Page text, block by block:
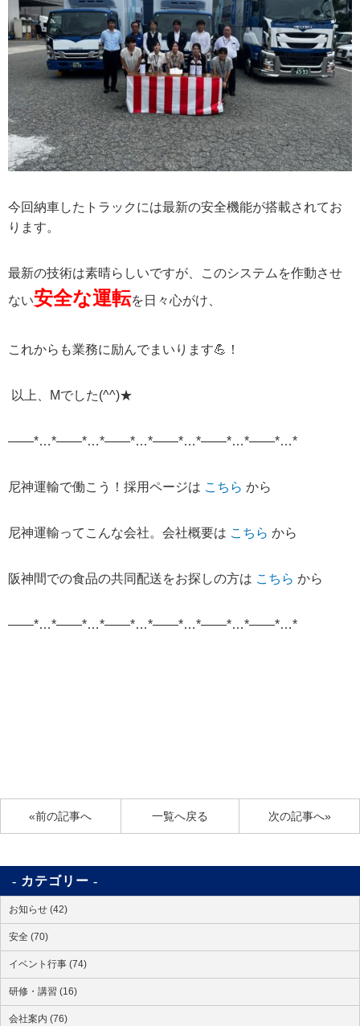
今回納車したトラックには最新の安全機能が搭載されてお
ります。
最新の技術は素晴らしいですが、このシステムを作動させ
ない安全な運転を日々心がけ、
これからも業務に励んでまいります💪！
以上、 Mでした(^^)★
——*…*——*…*——*…*——*…*——*…*——*…*
尼神運輸で働こう！採用ページは こちら から
尼神運輸ってこんな会社。会社概要は こちら から
阪神間での食品の共同配送をお探しの方は こちら から
——*…*——*…*——*…*——*…*——*…*——*…*
«前の記事へ 次の記事へ»
一覧へ戻る
カテゴリー
お知らせ (42)
安全 (70)
イベント行事 (74)
研修・講習 (16)
会社案内 (76)